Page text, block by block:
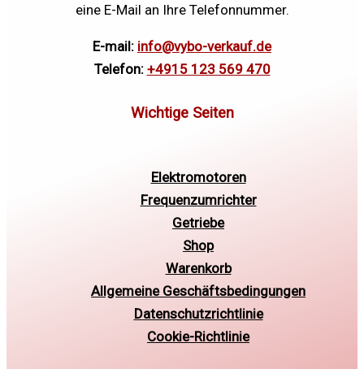
eine E-Mail an Ihre Telefonnummer.
E-mail: info@vybo-verkauf.de
Telefon: +4915 123 569 470
Elektromotoren
Frequenzumrichter
Getriebe
Shop
Warenkorb
Allgemeine Geschäftsbedingungen
Datenschutzrichtlinie
Cookie-Richtlinie